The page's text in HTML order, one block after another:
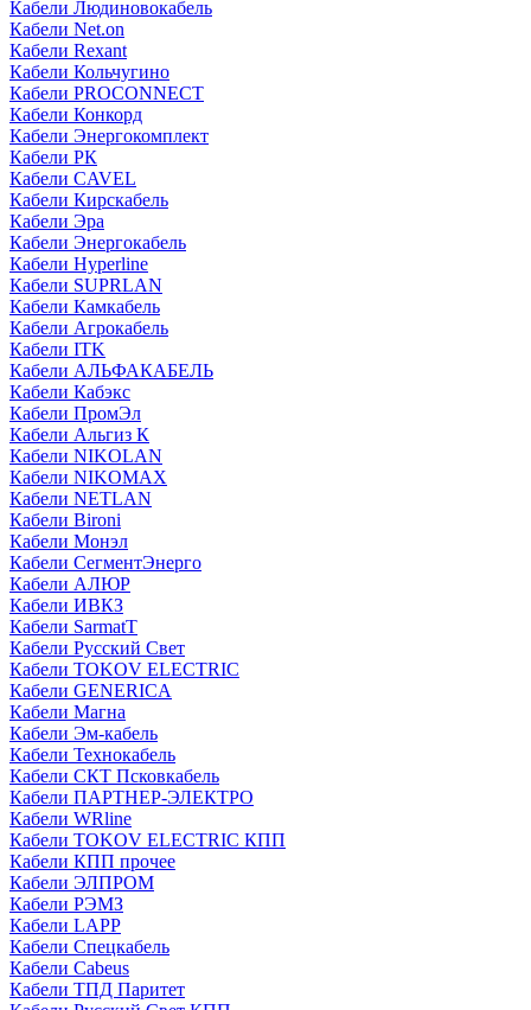
Кабели Людиновокабель
Кабели Net.on
Кабели Rexant
Кабели Кольчугино
Кабели PROCONNECT
Кабели Конкорд
Кабели Энергокомплект
Кабели РК
Кабели CAVEL
Кабели Кирскабель
Кабели Эра
Кабели Энергокабель
Кабели Hyperline
Кабели SUPRLAN
Кабели Камкабель
Кабели Агрокабель
Кабели ITK
Кабели АЛЬФАКАБЕЛЬ
Кабели Кабэкс
Кабели ПромЭл
Кабели Альгиз К
Кабели NIKOLAN
Кабели NIKOMAX
Кабели NETLAN
Кабели Bironi
Кабели Монэл
Кабели СегментЭнерго
Кабели АЛЮР
Кабели ИВКЗ
Кабели SarmatT
Кабели Русский Свет
Кабели TOKOV ELECTRIC
Кабели GENERICA
Кабели Магна
Кабели Эм-кабель
Кабели Технокабель
Кабели СКТ Псковкабель
Кабели ПАРТНЕР-ЭЛЕКТРО
Кабели WRline
Кабели TOKOV ELECTRIC КПП
Кабели КПП прочее
Кабели ЭЛПРОМ
Кабели РЭМЗ
Кабели LAPP
Кабели Спецкабель
Кабели Cabeus
Кабели ТПД Паритет